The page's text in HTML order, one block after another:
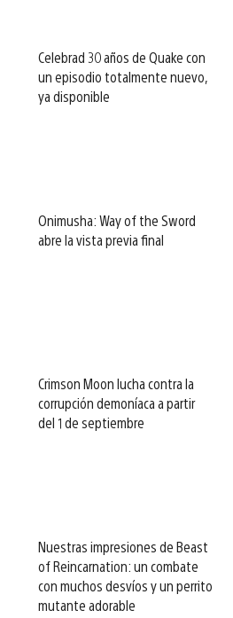
Celebrad 30 años de Quake con
un episodio totalmente nuevo,
ya disponible
Onimusha: Way of the Sword
abre la vista previa final
Crimson Moon lucha contra la
corrupción demoníaca a partir
del 1 de septiembre
Nuestras impresiones de Beast
of Reincarnation: un combate
con muchos desvíos y un perrito
mutante adorable